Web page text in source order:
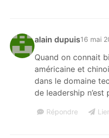
alain dupuis16 mai
Quand on connait
américaine et
dans le domaine
de leadership n’est
Répondre